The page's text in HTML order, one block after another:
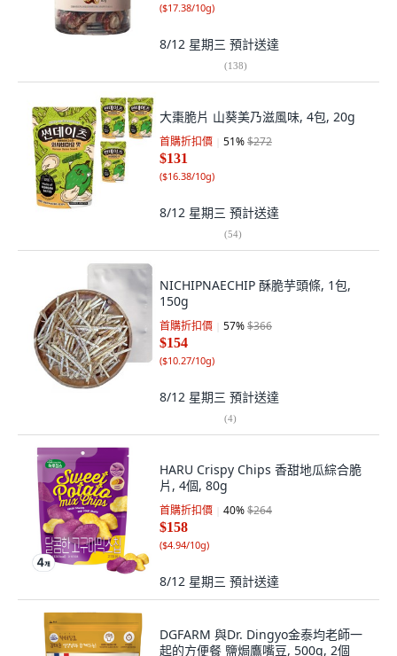
($17.38/10g)
8/12 星期三 預計送達
(138)
大棗脆片 山葵美乃滋風味, 4包, 20g
首購折扣價 51%$272
$131
($16.38/10g)
8/12 星期三 預計送達
(54)
NICHIPNAECHIP 酥脆芋頭條, 1包,
150g
首購折扣價 57%$366
$154
($10.27/10g)
8/12 星期三 預計送達
(4)
HARU Crispy Chips 香甜地瓜綜合脆
片, 4個, 80g
首購折扣價 40%$264
$158
($4.94/10g)
8/12 星期三 預計送達
DGFARM 與Dr. Dingyo金泰均老師一
起的方便餐 鹽焗鷹嘴豆, 500g, 2個